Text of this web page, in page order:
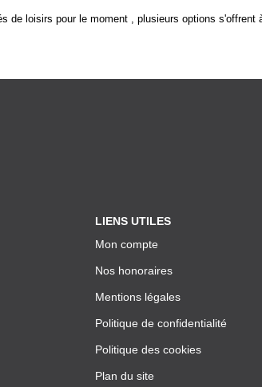
de loisirs pour le moment , plusieurs options s'offrent
LIENS UTILES
Mon compte
Nos honoraires
Mentions légales
Politique de confidentialité
Politique des cookies
Plan du site